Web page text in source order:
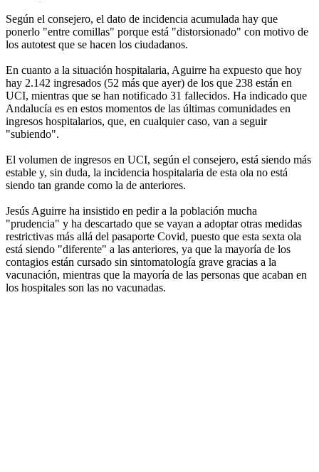
Según el consejero, el dato de incidencia acumulada hay que
ponerlo "entre comillas" porque está "distorsionado" con motivo de
los autotest que se hacen los ciudadanos.
En cuanto a la situación hospitalaria, Aguirre ha expuesto que hoy
hay 2.142 ingresados (52 más que ayer) de los que 238 están en
UCI, mientras que se han notificado 31 fallecidos. Ha indicado que
Andalucía es en estos momentos de las últimas comunidades en
ingresos hospitalarios, que, en cualquier caso, van a seguir
"subiendo".
El volumen de ingresos en UCI, según el consejero, está siendo más
estable y, sin duda, la incidencia hospitalaria de esta ola no está
siendo tan grande como la de anteriores.
Jesús Aguirre ha insistido en pedir a la población mucha
"prudencia" y ha descartado que se vayan a adoptar otras medidas
restrictivas más allá del pasaporte Covid, puesto que esta sexta ola
está siendo "diferente" a las anteriores, ya que la mayoría de los
contagios están cursado sin sintomatología grave gracias a la
vacunación, mientras que la mayoría de las personas que acaban en
los hospitales son las no vacunadas.